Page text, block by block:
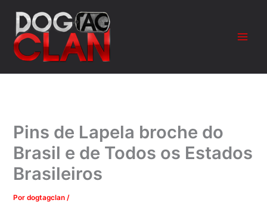
para
conteúdo
Pins de Lapela broche do
Brasil e de Todos os Estados
Brasileiros
Pordogtagclan/